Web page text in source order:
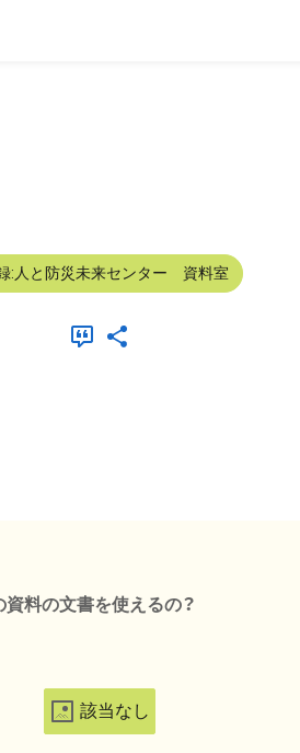
:人と防災未来センター 資料室
料の文書を使えるの？
該当なし